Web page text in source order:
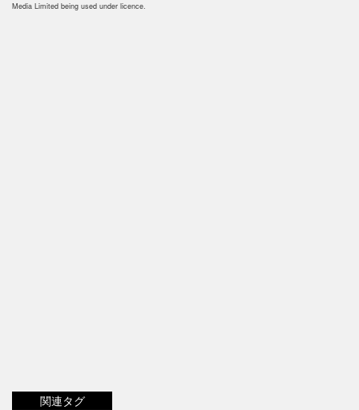
Media Limited being used under licence.
関連タグ